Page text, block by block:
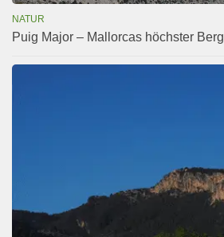
NATUR
Puig Major – Mallorcas höchster Berg